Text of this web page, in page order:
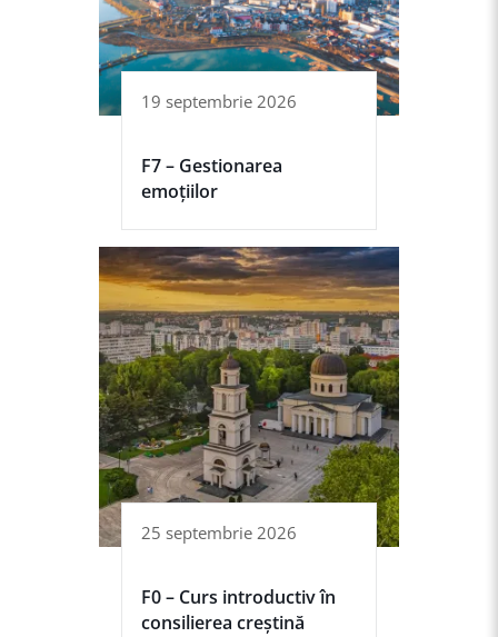
19 septembrie 2026
F7 – Gestionarea
emoțiilor
25 septembrie 2026
F0 – Curs introductiv în
consilierea creștină